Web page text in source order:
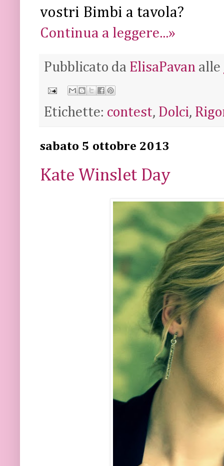
vostri Bimbi a tavola?
Continua a leggere...»
Pubblicato da ElisaPavan alle
Etichette: contest, Dolci,
sabato 5 ottobre 2013
Kate Winslet Day